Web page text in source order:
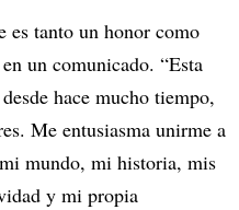
es tanto un honor como
un comunicado. “Esta
hace mucho tiempo,
Me entusiasma unirme a
mundo, mi historia, mis
y mi propia